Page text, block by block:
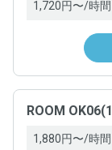
1,720円〜/時間
ROOM
1,880円〜/時間
「空箱
契約条件
ドロップイン
お問い合わせ
ドロップイン
お問い合わせ
お問い合わせ